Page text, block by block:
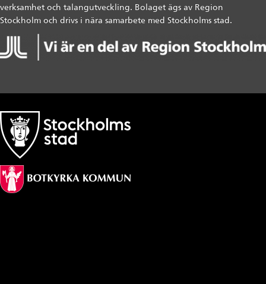
verksamhet och talangutveckling. Bolaget ägs av Region
Stockholm och drivs i nära samarbete med Stockholms stad.